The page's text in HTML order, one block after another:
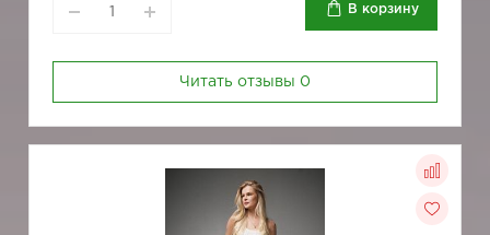
В корзину
Читать отзывы 0